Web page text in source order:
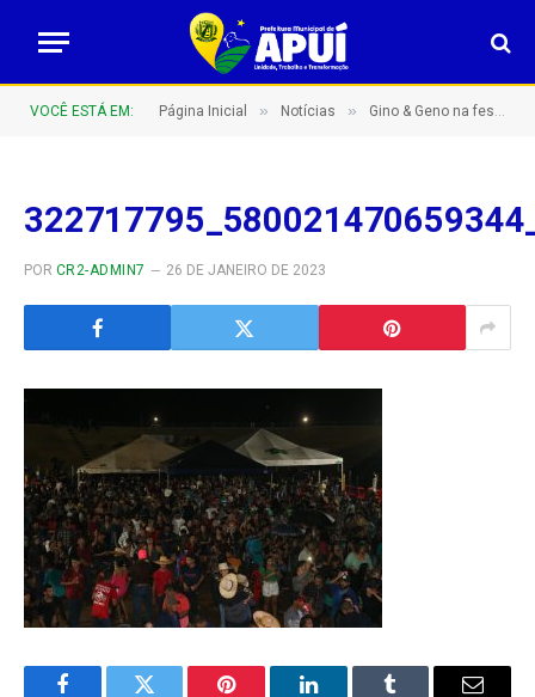
VOCÊ ESTÁ EM: Página Inicial » Notícias » Gino & Geno na festa de aniversário de Apuí
POR CR2-ADMIN7 26 DE JANEIRO DE 2023